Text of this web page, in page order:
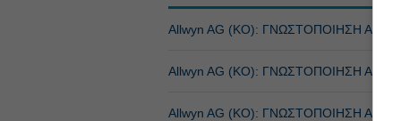
Allwyn AG (ΚΟ): ΓΝΩΣΤΟΠΟΙΗΣΗ
Allwyn AG (ΚΟ): ΓΝΩΣΤΟΠΟΙΗΣΗ
Allwyn AG (ΚΟ): ΓΝΩΣΤΟΠΟΙΗΣΗ